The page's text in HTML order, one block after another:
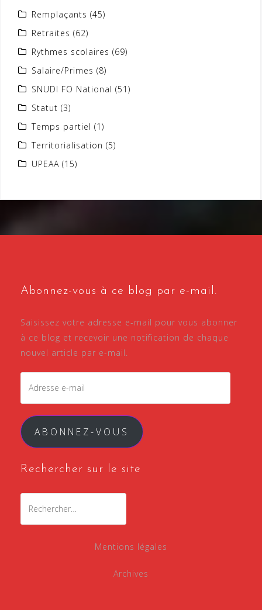
Remplaçants (45)
Retraites (62)
Rythmes scolaires (69)
Salaire/Primes (8)
SNUDI FO National (51)
Statut (3)
Temps partiel (1)
Territorialisation (5)
UPEAA (15)
Abonnez-vous à ce blog par e-mail.
Saisissez votre adresse e-mail pour vous abonner
à ce blog et recevoir une notification de chaque
nouvel article par e-mail.
ABONNEZ-VOUS
Rechercher sur le site
Mentions légales
Archives